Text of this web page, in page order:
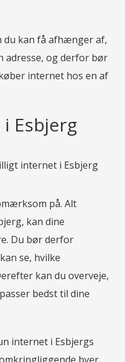
du kan få afhænger af,
adresse, og derfor bør
internet hos en af
Esbjerg
på. Alt
kan dine
Du bør derfor
se, hvilke
kan du overveje,
bedst til dine
internet i Esbjergs